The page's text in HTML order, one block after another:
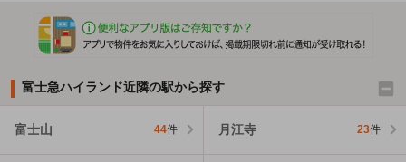
富士急ハイランド近隣の駅から探す
富士山 44件 月江寺 23件